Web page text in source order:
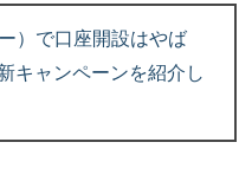
）で口座開設はやば
キャンペーンを紹介し